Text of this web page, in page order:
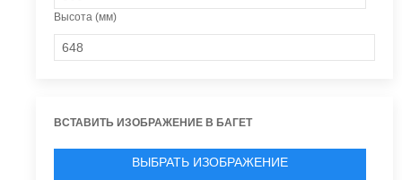
Высота (мм)
ВСТАВИТЬ ИЗОБРАЖЕНИЕ В БАГЕТ
ВЫБРАТЬ ИЗОБРАЖЕНИЕ